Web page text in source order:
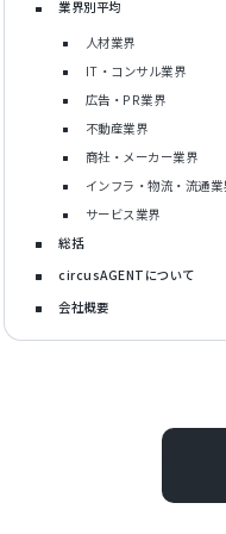
業界別平均
人材業界
IT・コンサル業界
広告・PR業界
不動産業界
商社・メーカー業界
インフラ・物流・流通業
サービス業界
総括
circusAGENTについて
会社概要